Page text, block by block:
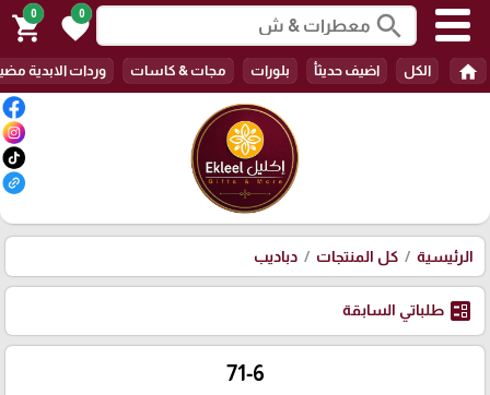
search
0
favorite
0
shopping_cart
home الكل اضيف حديثأ بلورات مجات & كاسات وردات الابدية
الرئيسية كل المنتجات دباديب
ballot طلباتي السابقة
71-6